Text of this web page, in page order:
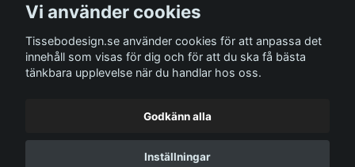
Monteringsinstruktioner
Miljö
Storleksguide
Vi använder cookies
Tissebodesign.se använder cookies för att anpassa det
innehåll som visas för dig och för att du ska få bästa
tänkbara upplevelse när du handlar hos oss.
Godkänn alla
Inställningar